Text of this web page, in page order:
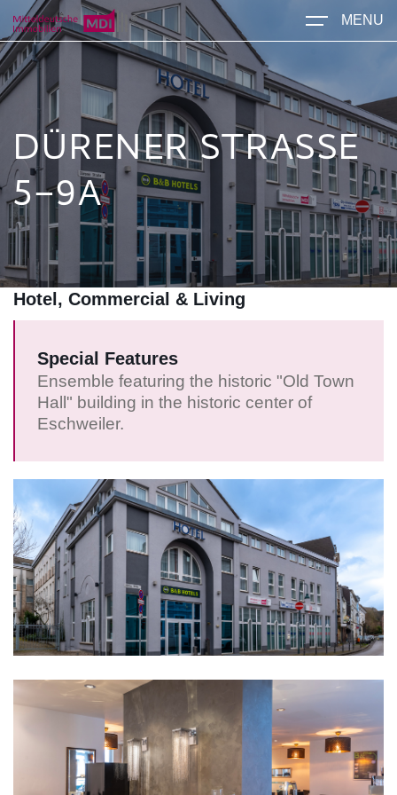
MENU
DÜRENER STRASSE 5
–9A
Hotel, Commercial & Living
Special Features
Ensemble featuring the historic "Old Town
Hall" building in the historic center of
Eschweiler.